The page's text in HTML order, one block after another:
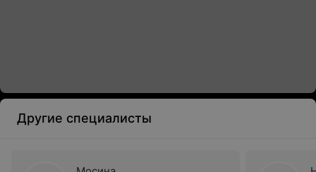
Другие специалисты